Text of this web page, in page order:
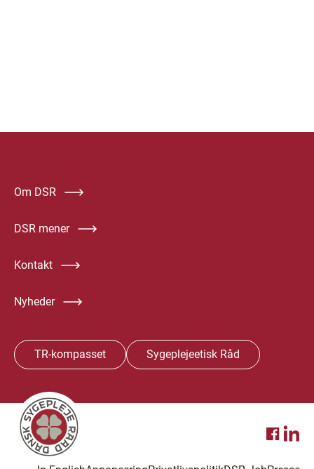
Om DSR
DSR mener
Kontakt
Nyheder
TR-kompasset Sygeplejeetisk Råd